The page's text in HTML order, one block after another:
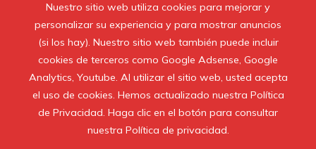
Nuestro sitio web utiliza cookies para mejorar y
personalizar su experiencia y para mostrar anuncios
(si los hay). Nuestro sitio web también puede incluir
cookies de terceros como Google Adsense, Google
Analytics, Youtube. Al utilizar el sitio web, usted acepta
el uso de cookies. Hemos actualizado nuestra Política
de Privacidad. Haga clic en el botón para consultar
nuestra Política de privacidad.
© 2020 Todos los derechos reservados.